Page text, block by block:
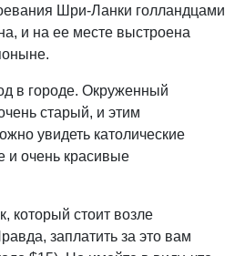
Шри-Ланки голландцами
и на ее месте выстроена
в городе. Окруженный
старый, и этим
увидеть католические
и очень красивые
который стоит возле
заплатить за это вам